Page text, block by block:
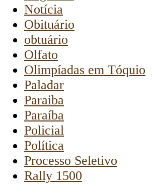
Notícia
Obituário
obtuário
Olfato
Olimpíadas em Tóquio
Paladar
Paraiba
Paraíba
Policial
Política
Processo Seletivo
Rally 1500